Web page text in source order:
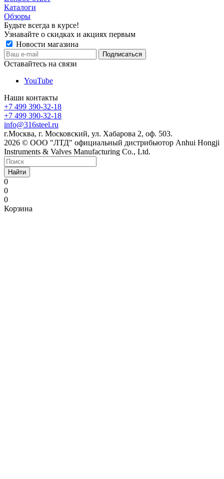
Каталоги
Обзоры
Будьте всегда в курсе!
Узнавайте о скидках и акциях первым
Новости магазина
Оставайтесь на связи
YouTube
Наши контакты
+7 499 390-32-18
+7 499 390-32-18
info@316steel.ru
г.Москва, г. Московский, ул. Хабарова 2, оф. 503.
2026 © ООО "ЛТД" официальный дистрибьютор Anhui Hongji
Instruments & Valves Manufacturing Co., Ltd.
Найти
0
0
0
Корзина